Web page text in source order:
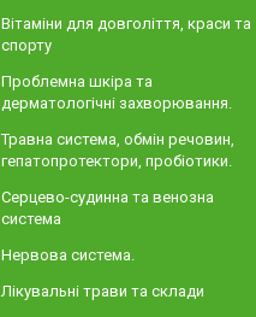
Вітаміни для довголіття, краси та
спорту
Проблемна шкіра та
дерматологічні захворювання.
Травна система, обмін речовин,
гепатопротектори, пробіотики.
Серцево-судинна та венозна
система
Нервова система.
Лікувальні трави та склади